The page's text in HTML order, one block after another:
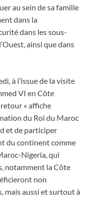
au sein de sa famille
dans la
dans les sous-
ainsi que dans
à l’issue de la visite
VI en Côte
« affiche
du Roi du Maroc
et de participer
du continent comme
Nigeria, qui
notamment la Côte
non
mais aussi et surtout à